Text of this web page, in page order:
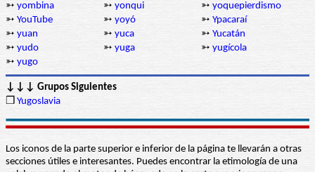
➳ yombina ➳ yonqui ➳ yoquepierdismo
➳ YouTube ➳ yoyó ➳ Ypacaraí
➳ yuan ➳ yuca ➳ Yucatán
➳ yudo ➳ yuga ➳ yugícola
➳ yugo
↓↓↓ Grupos Siguientes
❒ Yugoslavia
Los iconos de la parte superior e inferior de la página te llevarán a otras
secciones útiles e interesantes. Puedes encontrar la etimología de una